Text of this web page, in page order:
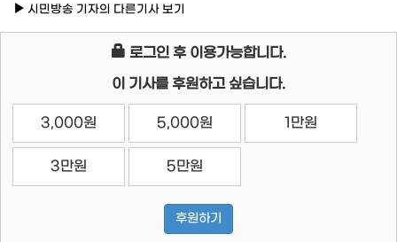
시민방송 기자의 다른기사 보기
로그인 후 이용가능합니다.
이 기사를 후원하고 싶습니다.
3,000원 5,000원 1만원
3만원 5만원
후원하기